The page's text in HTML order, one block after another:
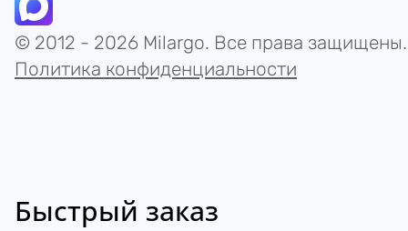
© 2012 - 2026 Milargo. Все права защищены.
Политика конфиденциальности
Быстрый заказ